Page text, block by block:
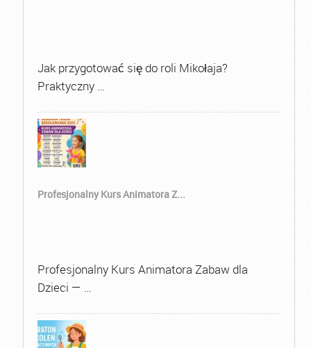
Jak przygotować się do roli Mikołaja?
Praktyczny …
Profesjonalny Kurs Animatora Z...
Profesjonalny Kurs Animatora Zabaw dla
Dzieci — …